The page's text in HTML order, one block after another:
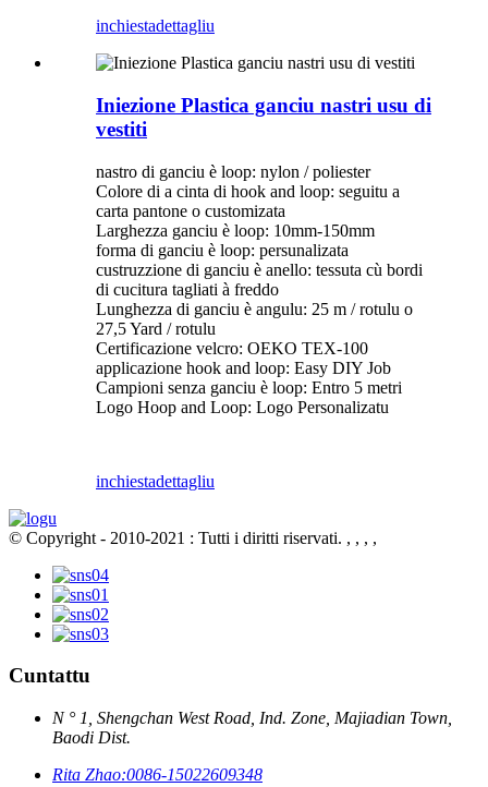
inchiestadettagliu
Iniezione Plastica ganciu nastri usu di
vestiti
nastro di ganciu è loop: nylon / poliester
Colore di a cinta di hook and loop: seguitu a
carta pantone o customizata
Larghezza ganciu è loop: 10mm-150mm
forma di ganciu è loop: persunalizata
custruzzione di ganciu è anello: tessuta cù bordi
di cucitura tagliati à freddo
Lunghezza di ganciu è angulu: 25 m / rotulu o
27,5 Yard / rotulu
Certificazione velcro: OEKO TEX-100
applicazione hook and loop: Easy DIY Job
Campioni senza ganciu è loop: Entro 5 metri
Logo Hoop and Loop: Logo Personalizatu
inchiestadettagliu
© Copyright - 2010-2021 : Tutti i diritti riservati. , , , ,
Cuntattu
N ° 1, Shengchan West Road, Ind. Zone, Majiadian Town,
Baodi Dist.
Rita Zhao:0086-15022609348